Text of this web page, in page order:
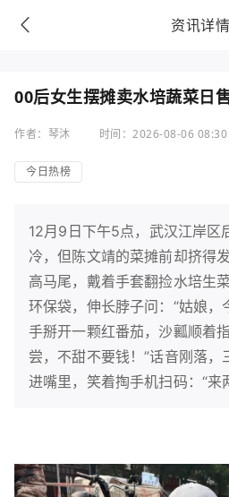
资讯详情
00后女生摆摊卖水培蔬菜日
作者：琴沐 时间：2026-08-06 08:30
今日热榜
12月9日下午5点，武汉江岸区
冷，但陈文靖的菜摊前却挤
高马尾，戴着手套翻捡水培生
环保袋，伸长脖子问：“姑娘，
手掰开一颗红番茄，沙瓤顺着
尝，不甜不要钱！”话音刚落
进嘴里，笑着掏手机扫码：“来